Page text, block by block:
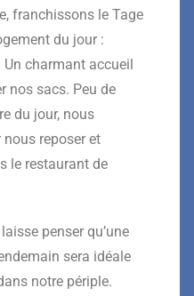
franchissons le Tage
du jour :
Un charmant accueil
nos sacs. Peu de
du jour, nous
reposer et
le restaurant de
penser qu’une
sera idéale
notre périple.